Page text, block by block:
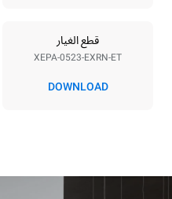
الاستهلاك بالكيلوواط ساعة
١٥ كيلوواط ساعة/يوم
قطع الغيار
XEPA-0523-EXRN-ET
DOWNLOAD